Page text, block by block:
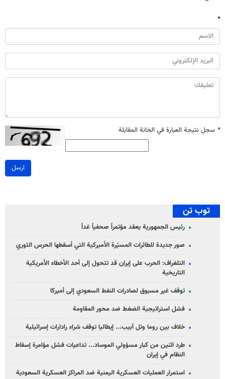
* سجل نتيجة العبارة في الخانة المقابلة
ارسل
توب تن
رئيس الجمهورية يعقد مؤتمراً صحفياً غداً
صور جديدة للطائرات المسيّرة الأميركية التي أسقطها الحرس الثوري
التلغراف: الحرب على إيران قد تتحول إلى أحد الأخطاء الأمريكية
التاريخية
توقف غير مسبوق لصادرات النفط السعودي إلى أميركا
فشل استراتيجية الضغط ضد محور المقاومة
خلاف بين روما وتل أبيب... إيطاليا توقف شراء رادارات إسرائيلية
طرد اثنين من كبار مسؤولي الموساد... تداعيات فشل مؤامرة إسقاط
النظام في إيران
استمرار العمليات العسكرية اليمنية ضد المراكز العسكرية السعودية